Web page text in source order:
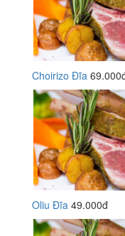
Choirizo Đĩa
Oliu Đĩa 49.000đ